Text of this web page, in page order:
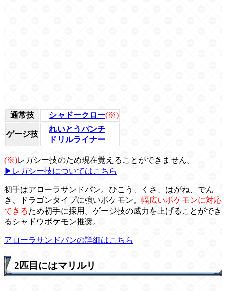
通常技 シャドークロー(※)
ゲージ技
れいとうパンチ
ドリルライナー
(※)レガシー技のため現在覚えることができません。
▶レガシー技についてはこちら
初手はアローラサンドパン。ひこう、くさ、はがね、でん
き、ドラゴンタイプに強いポケモン。 幅広いポケモンに対応
できるため初手に採用。ゲージ技の威力を上げることができ
るシャドウポケモン推奨。
アローラサンドパンの詳細はこちら
2匹目にはマリルリ